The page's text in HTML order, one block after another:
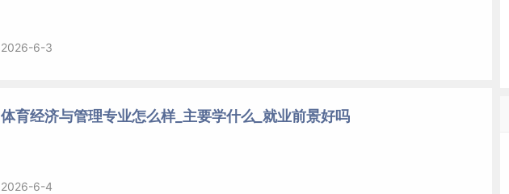
2026-6-3
体育经济与管理专业怎么样_主要学什么_就业前景好吗
2026-6-4